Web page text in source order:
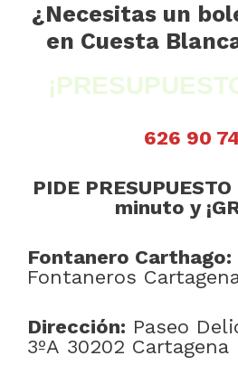
¿Necesitas un
en Cuesta
626 90
PIDE
minuto y
Fontanero Carthago:
Fontaneros
Dirección: Paseo
3ºA 30202 Cartagena